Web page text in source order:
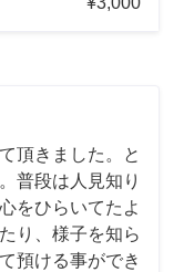
頂きました。と
普段は人見知り
をひらいてたよ
り、様子を知ら
預ける事ができ